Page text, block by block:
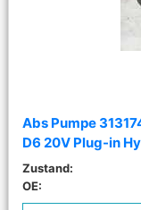
Abs Pumpe
D6 20V Plug-in
Zustand:
OE: